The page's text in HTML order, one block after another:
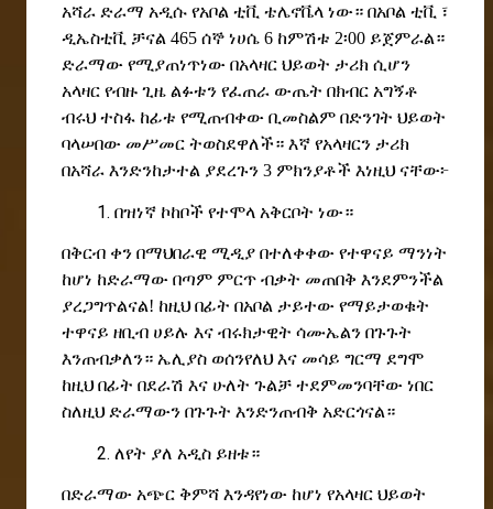
አሻራ ድራማ አዲሱ የአቦል ቲቪ ቴሌኖቬላ ነው። በአቦል ቲቪ ፣
ዲኤስቲቪ ቻናል 465 ሰኞ ነሀሴ 6 ከምሽቱ 2፡00 ይጀምራል።
ድራማው የሚያጠነጥነው በአላዛር ህይወት ታሪክ ሲሆን
አላዛር የብዙ ጊዜ ልፉቱን የፈጠራ ውጤት በክብር አግኝቶ
ብሩህ ተስፋ ከፊቱ የሚጠብቀው ቢመስልም በድንገት ህይወት
ባላሠበው መሥመር ትወስደዋለች። እኛ የአላዛርን ታሪክ
በአሻራ እንድንከታተል ያደረጉን 3 ምክንያቶች እነዚህ ናቸው፦
በዝነኛ ኮከቦች የተሞላ አቅርቦት ነው።
በቅርብ ቀን በማህበራዊ ሚዲያ በተለቀቀው የተዋናይ ማንነት
ከሆነ ከድራማው በጣም ምርጥ ብቃት መጠበቅ እንደምንችል
ያረጋግጥልናል! ከዚህ በፊት በአቦል ታይተው የማይታወቁት
ተዋናይ ዘቢብ ሀይሉ እና ብሩክታዊት ሳሙኤልን በጉጉት
እንጠብቃለን። ኤሊያስ ወሰንየለህ እና መሳይ ግርማ ደግሞ
ከዚህ በፊት በደራሽ እና ሁለት ጉልቻ ተደምመንባቸው ነበር
ስለዚህ ድራማውን በጉጉት እንድንጠብቅ አድርጎናል።
ለየት ያለ አዲስ ይዘቱ።
በድራማው አጭር ቅምሻ እንዳየነው ከሆነ የአላዛር ህይወት